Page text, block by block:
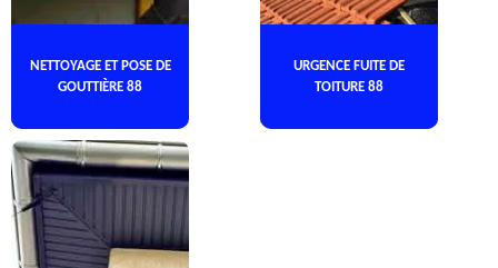
NETTOYAGE ET POSE DE
GOUTTIÈRE 88
URGENCE FUITE DE
TOITURE 88